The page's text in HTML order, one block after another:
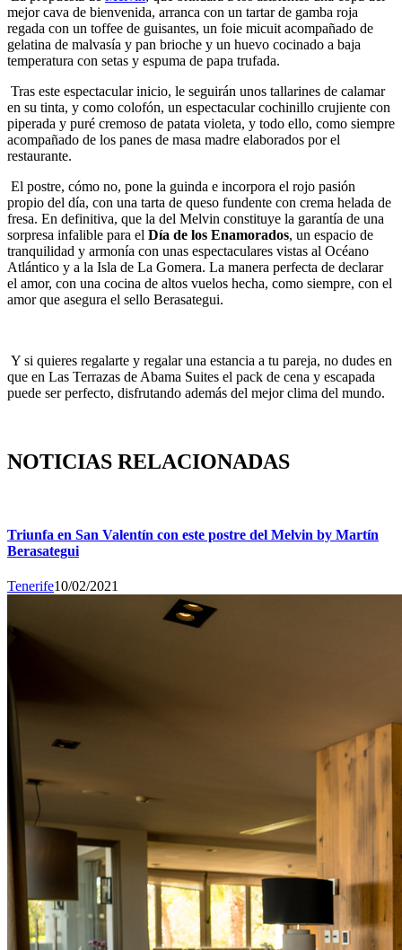
mejor cava de bienvenida, arranca con un tartar de gamba roja
regada con un toffee de guisantes, un foie micuit acompañado de
gelatina de malvasía y pan brioche y un huevo cocinado a baja
temperatura con setas y espuma de papa trufada.
Tras este espectacular inicio, le seguirán unos tallarines de calamar
en su tinta, y como colofón, un espectacular cochinillo crujiente con
piperada y puré cremoso de patata violeta, y todo ello, como siempre
acompañado de los panes de masa madre elaborados por el
restaurante.
El postre, cómo no, pone la guinda e incorpora el rojo pasión
propio del día, con una tarta de queso fundente con crema helada de
fresa. En definitiva, que la del Melvin constituye la garantía de una
sorpresa infalible para el Día de los Enamorados, un espacio de
tranquilidad y armonía con unas espectaculares vistas al Océano
Atlántico y a la Isla de La Gomera. La manera perfecta de declarar
el amor, con una cocina de altos vuelos hecha, como siempre, con el
amor que asegura el sello Berasategui.
Y si quieres regalarte y regalar una estancia a tu pareja, no dudes en
que en Las Terrazas de Abama Suites el pack de cena y escapada
puede ser perfecto, disfrutando además del mejor clima del mundo.
NOTICIAS RELACIONADAS
Triunfa en San Valentín con este postre del Melvin by Martín
Berasategui
Tenerife10/02/2021